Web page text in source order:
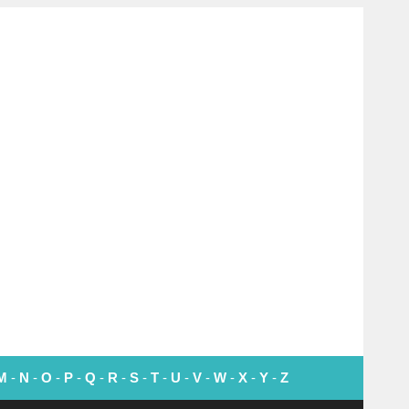
- N - O - P - Q - R - S - T - U - V - W - X - Y - Z